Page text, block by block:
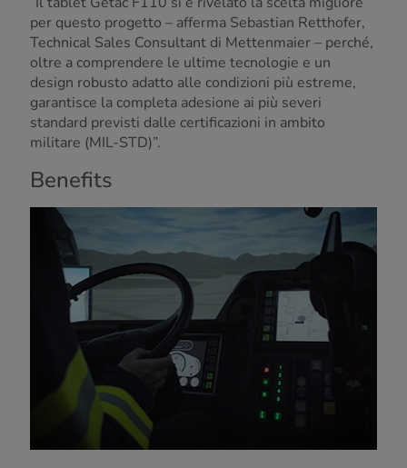
per questo progetto – afferma Sebastian Retthofer,
Technical Sales Consultant di Mettenmaier – perché,
oltre a comprendere le ultime tecnologie e un
design robusto adatto alle condizioni più estreme,
garantisce la completa adesione ai più severi
standard previsti dalle certificazioni in ambito
militare (MIL-STD)”.
Benefits